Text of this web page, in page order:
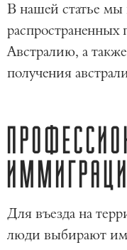
В нашей статье мы
Австралию, а
получения
Для въезда на
люди выбирают